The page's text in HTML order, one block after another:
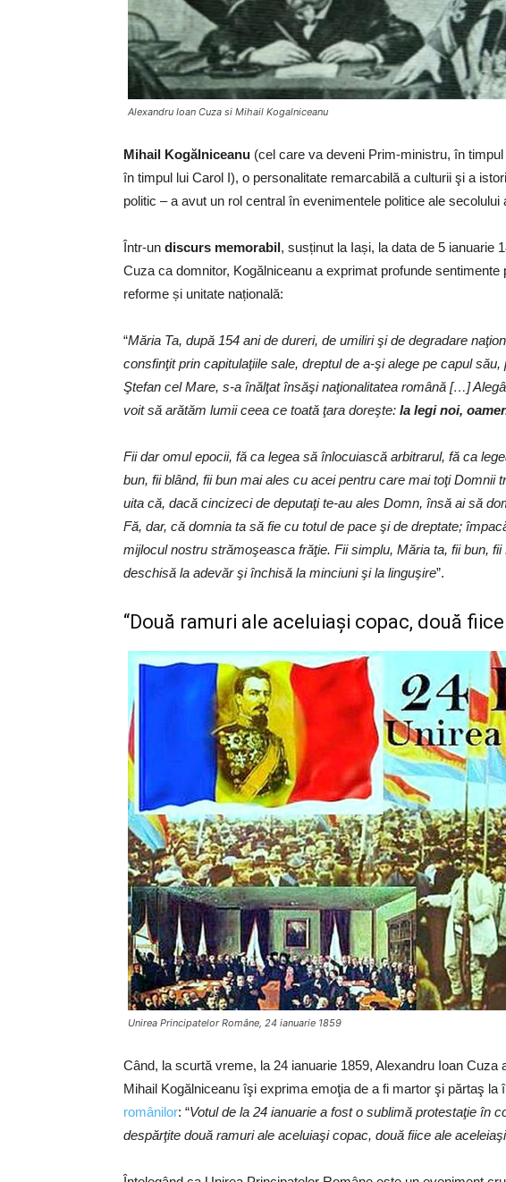
Alexandru Ioan Cuza si Mihail Kogalniceanu
Mihail Kogălniceanu (cel care va deveni Prim-ministru, în
în timpul lui Carol I), o personalitate remarcabilă a culturii şi a
politic – a avut un rol central în evenimentele politice ale secolului
Într-un discurs memorabil, susținut la Iași, la data de 5 ianuarie
Cuza ca domnitor, Kogălniceanu a exprimat profunde
reforme și unitate națională:
“Măria Ta, după 154 ani de dureri, de umiliri şi de degradare
consfinţit prin capitulaţiile sale, dreptul de a-şi alege pe capul
Ştefan cel Mare, s-a înălţat însăşi naţionalitatea română […]
voit să arătăm lumii ceea ce toată ţara doreşte: la legi noi,
Fii dar omul epocii, fă ca legea să înlocuiască arbitrarul, fă ca
bun, fii blând, fii bun mai ales cu acei pentru care mai toţi
uita că, dacă cincizeci de deputaţi te-au ales Domn, însă ai să
Fă, dar, că domnia ta să fie cu totul de pace şi de dreptate;
mijlocul nostru strămoşeasca frăţie. Fii simplu, Măria ta, fii bun,
deschisă la adevăr şi închisă la minciuni şi la linguşire”.
“Două ramuri ale aceluiaşi copac, două
Unirea Principatelor Române, 24 ianuarie 1859
Când, la scurtă vreme, la 24 ianuarie 1859, Alexandru Ioan Cuza
Mihail Kogălniceanu îşi exprima emoţia de a fi martor şi părtaş la
românilor: “Votul de la 24 ianuarie a fost o sublimă protestaţie în
despărţite două ramuri ale aceluiaşi copac, două fiice ale